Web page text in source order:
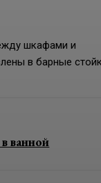
шкафами и
в барные
ванной